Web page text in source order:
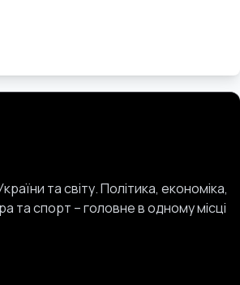
Туризм
та світу. Політика, економіка,
та спорт – головне в одному місці